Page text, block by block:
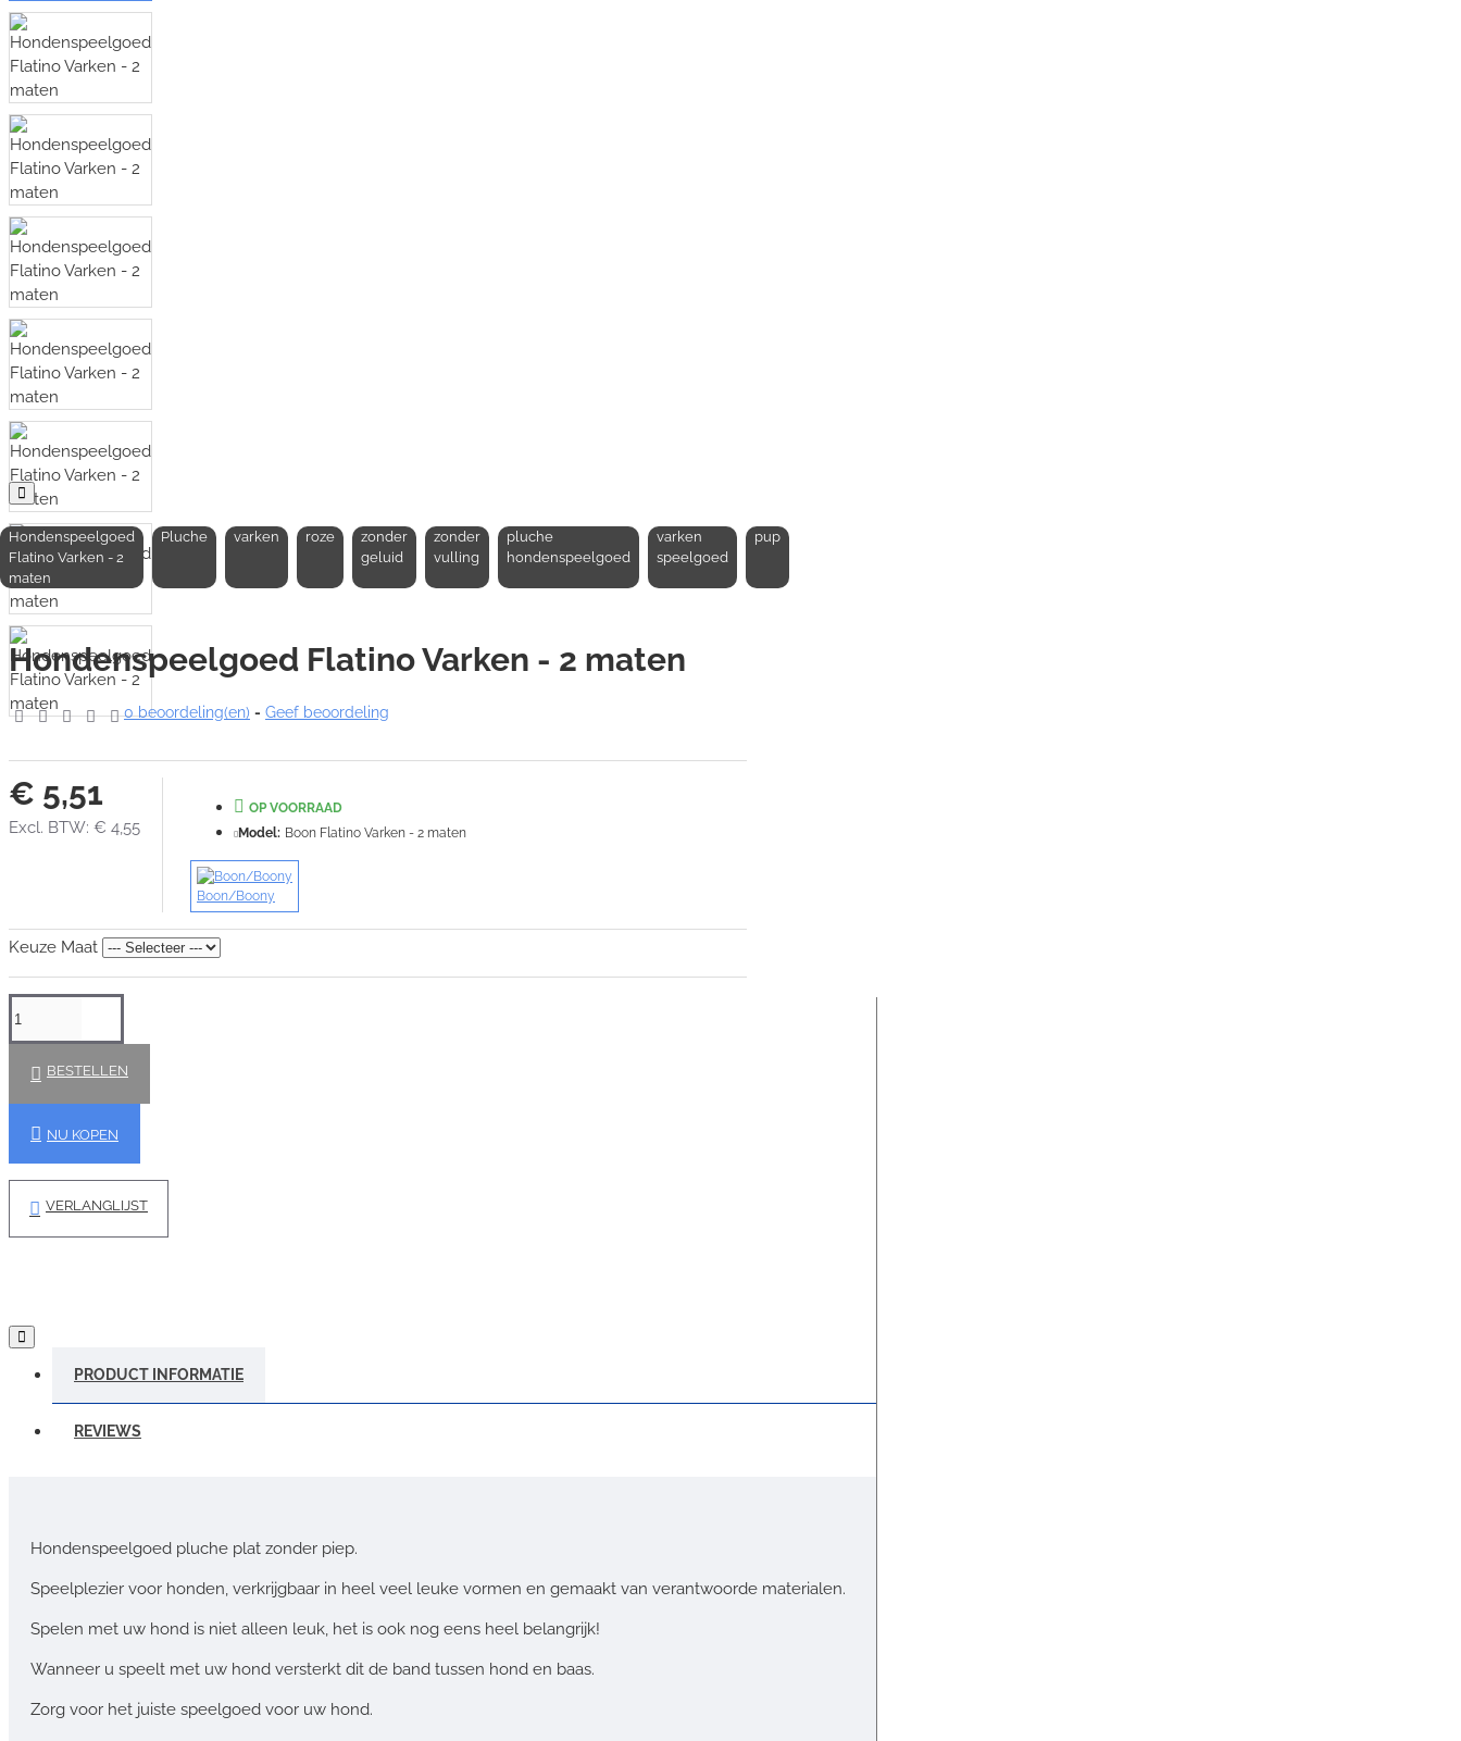
Hondenspeelgoed
Flatino Varken - 2
maten
Pluche varken roze
zonder
geluid
zonder
vulling
pluche
hondenspeelgoed
varken
speelgoed
pup
Hondenspeelgoed Flatino Varken - 2 maten
0 beoordeling(en) - Geef beoordeling
€ 5,51
Excl. BTW: € 4,55
OP VOORRAAD
Model: Boon Flatino Varken - 2 maten
Boon/Boony
Keuze Maat
BESTELLEN
NU KOPEN
VERLANGLIJST
PRODUCT INFORMATIE
REVIEWS
Hondenspeelgoed pluche plat zonder piep.
Speelplezier voor honden, verkrijgbaar in heel veel leuke vormen en gemaakt van verantwoorde materialen.
Spelen met uw hond is niet alleen leuk, het is ook nog eens heel belangrijk!
Wanneer u speelt met uw hond versterkt dit de band tussen hond en baas.
Zorg voor het juiste speelgoed voor uw hond.